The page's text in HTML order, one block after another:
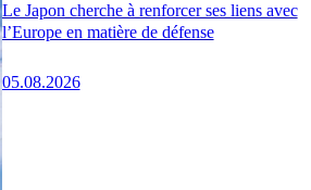
Le Japon cherche à renforcer ses liens avec
l’Europe en matière de défense
05.08.2026